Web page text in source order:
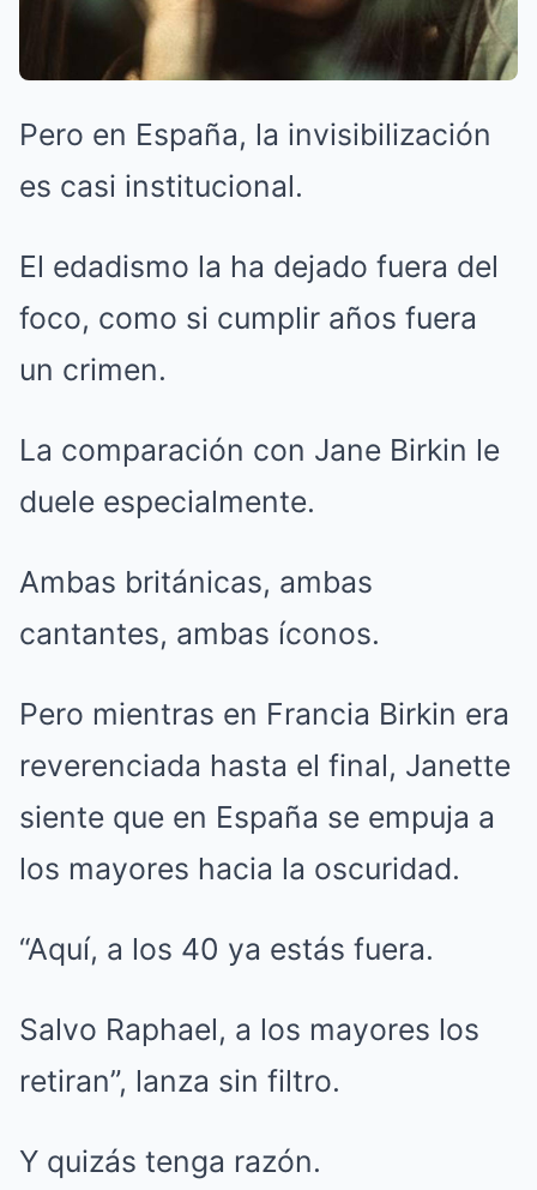
Pero en España, la invisibilización
es casi institucional.
El edadismo la ha dejado fuera del
foco, como si cumplir años fuera
un crimen.
La comparación con Jane Birkin le
duele especialmente.
Ambas británicas, ambas
cantantes, ambas íconos.
Pero mientras en Francia Birkin era
reverenciada hasta el final, Janette
siente que en España se empuja a
los mayores hacia la oscuridad.
“Aquí, a los 40 ya estás fuera.
Salvo Raphael, a los mayores los
retiran”, lanza sin filtro.
Y quizás tenga razón.